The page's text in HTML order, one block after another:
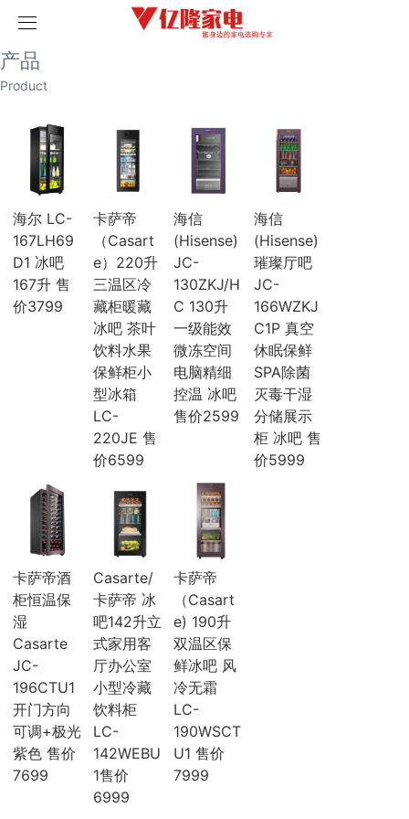
首页
产品
家用空调
破解版榴莲视频在线下载空调
海尔空调
卡萨帝空调
COLMO空调
科龙空调
美博空调
月兔空调
小天鹅空调
三菱电机空调
海信空调
榴莲视频污版网站
破解版榴莲视频在线下载
约克
风管机
吸顶机
冰箱
海尔冰箱
榴莲视频污版网站冰箱
卡萨帝冰箱
西门子冰箱
COLMO冰箱
海信冰箱
TCL冰箱
松下冰箱
容声冰箱
日立冰箱
伊莱克斯冰箱
冷柜
产品
Product
海尔 LC-
167LH69
D1 冰吧
167升 售
价3799
卡萨帝
（Casart
e）220升
三温区冷
藏柜暖藏
冰吧 茶叶
饮料水果
保鲜柜小
型冰箱
LC-
220JE 售
价6599
海信
(Hisense)
JC-
130ZKJ/H
C 130升
一级能效
微冻空间
电脑精细
控温 冰吧
售价2599
海信
(Hisense)
璀璨厅吧
JC-
166WZKJ
C1P 真空
休眠保鲜
SPA除菌
灭毒干湿
分储展示
柜 冰吧 售
价5999
卡萨帝酒
柜恒温保
湿
Casarte
JC-
196CTU1
开门方向
可调+极光
紫色 售价
7699
Casarte/
卡萨帝 冰
吧142升立
式家用客
厅办公室
小型冷藏
饮料柜
LC-
142WEBU
1售价
6999
卡萨帝
（Casart
e) 190升
双温区保
鲜冰吧 风
冷无霜
LC-
190WSCT
U1 售价
7999
历史记录